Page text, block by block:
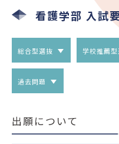
看護学部 入試
総合型選抜 学校推薦
過去問題
出願について